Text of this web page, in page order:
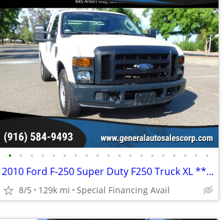
• • • • • • • • • • • • • • • • • • •
2010 Ford F-250 Super Duty F250 Truck XL ** Clean Title ** 1Owner
8/5 129k mi Special Financing Avail